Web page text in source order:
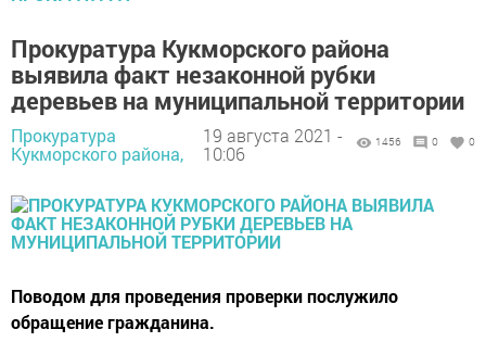
Прокуратура Кукморского района
выявила факт незаконной рубки
деревьев на муниципальной территории
Прокуратура
Кукморского района,
19 августа 2021 -
10:06
1456 0 0
Поводом для проведения проверки послужило
обращение гражданина.